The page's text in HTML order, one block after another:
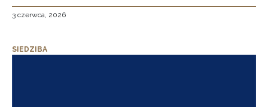
3 czerwca, 2026
SIEDZIBA